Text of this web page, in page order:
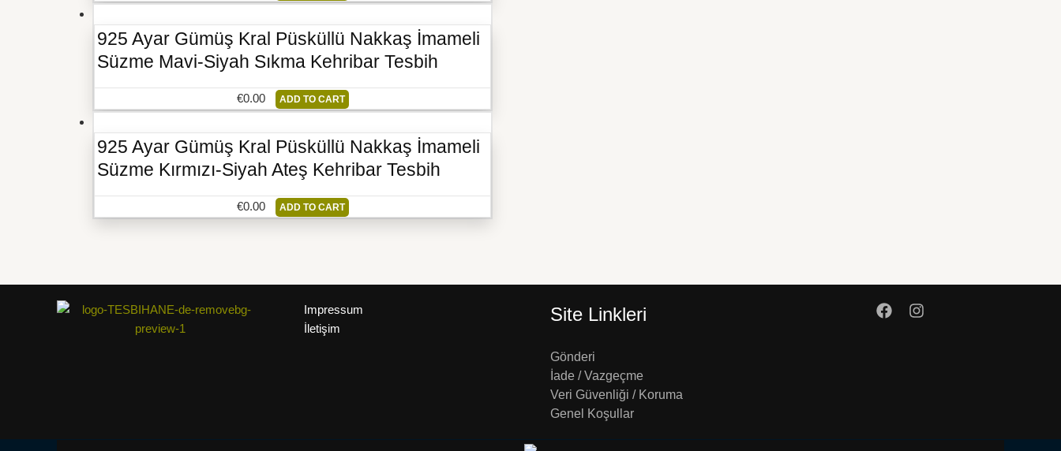
925 Ayar Gümüş Kral Püsküllü Nakkaş İmameli
Süzme Mavi-Siyah Sıkma Kehribar Tesbih
€0.00 ADD TO CART
925 Ayar Gümüş Kral Püsküllü Nakkaş İmameli
Süzme Kırmızı-Siyah Ateş Kehribar Tesbih
€0.00 ADD TO CART
Impressum
İletişim
Site Linkleri
Gönderi
İade / Vazgeçme
Veri Güvenliği / Koruma
Genel Koşullar